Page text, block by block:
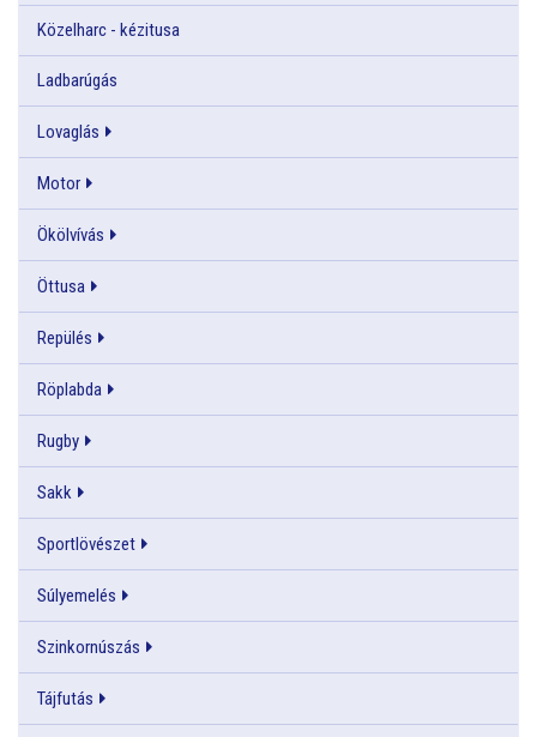
Közelharc - kézitusa
Ladbarúgás
Lovaglás
Motor
Ökölvívás
Öttusa
Repülés
Röplabda
Rugby
Sakk
Sportlövészet
Súlyemelés
Szinkornúszás
Tájfutás